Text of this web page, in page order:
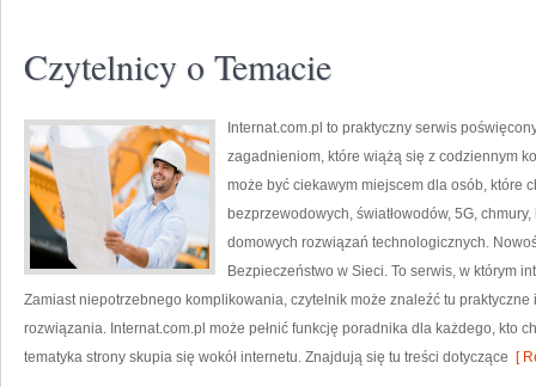
Czytelnicy o Temacie
Internat.com.pl to praktyczny serwis
zagadnieniom, które wiążą się z codziennym
może być ciekawym miejscem dla osób, które
bezprzewodowych, światłowodów, 5G,
domowych rozwiązań technologicznych.
Bezpieczeństwo w Sieci. To serwis, w którym
Zamiast niepotrzebnego komplikowania, czytelnik może znaleźć tu
rozwiązania. Internat.com.pl może pełnić funkcję poradnika dla każdego, kto
tematyka strony skupia się wokół internetu. Znajdują się tu treści dotyczące [